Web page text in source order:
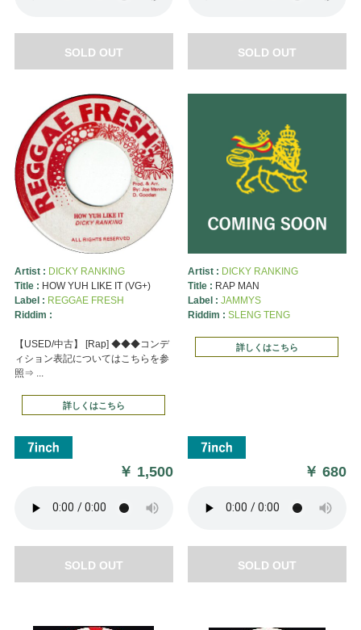
SOLD OUT SOLD OUT
Artist : DICKY RANKING
Title : HOW YUH LIKE IT (VG+)
Label : REGGAE FRESH
Riddim :
【USED/中古】 [Rap] ◆◆◆コンデ
ィション表記についてはこちらを参
照⇒ ...
詳しくはこちら
￥ 1,500
SOLD OUT
Artist : DICKY RANKING
Title : RAP MAN
Label : JAMMYS
Riddim : SLENG TENG
詳しくはこちら
￥680
SOLD OUT